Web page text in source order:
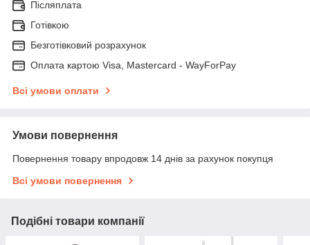
Післяплата
Готівкою
Безготівковий розрахунок
Оплата картою Visa, Mastercard - WayForPay
Всі умови оплати
Умови повернення
Повернення товару впродовж 14 днів за рахунок покупця
Всі умови повернення
Подібні товари компанії